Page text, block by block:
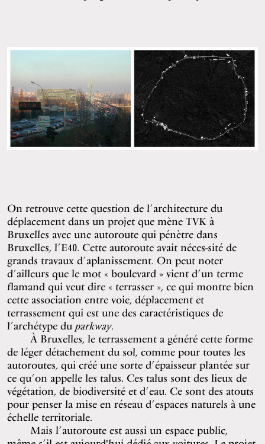
On retrouve cette question de l’architecture du
déplacement dans un projet que mène TVK à
Bruxelles avec une autoroute qui pénètre dans
Bruxelles, l’E40. Cette autoroute avait néces-sité de
grands travaux d’aplanissement. On peut noter
d’ailleurs que le mot « boulevard » vient d’un terme
flamand qui veut dire « terrasser », ce qui montre bien
cette association entre voie, déplacement et
terrassement qui est une des caractéristiques de
l’archétype du parkway.
À Bruxelles, le terrassement a généré cette forme
de léger détachement du sol, comme pour toutes les
autoroutes, qui créé une sorte d’épaisseur plantée sur
ce qu’on appelle les talus. Ces talus sont des lieux de
végétation, de biodiversité et d’eau. Ce sont des atouts
pour penser la mise en réseau d’espaces naturels à une
échelle territoriale.
Mais l’autoroute est aussi un espace public,